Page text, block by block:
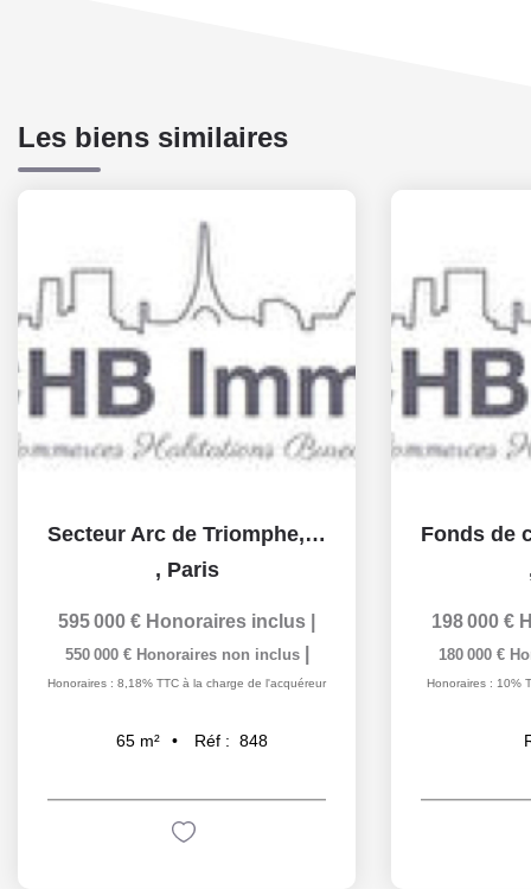
Les biens similaires
Secteur Arc de Triomphe,Ternes, quartier très animé, Paris...
, Paris
595 000 € Honoraires inclus
550 000 € Honoraires non inclus
Honoraires : 8,18% TTC à la charge de l'acquéreur
65 m² Réf : 848
198 000 €
180 000 €
Honoraires : 10%